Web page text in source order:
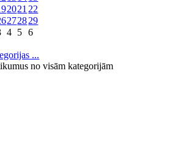
2021 22
272829
4 5
6
...
no visām kategorijām